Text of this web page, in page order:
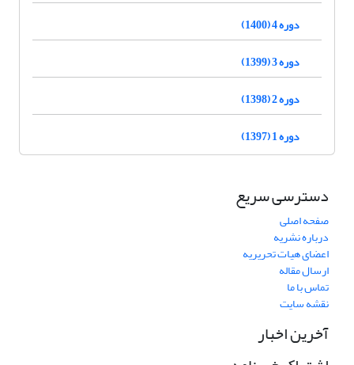
دوره 4 (1400)
دوره 3 (1399)
دوره 2 (1398)
دوره 1 (1397)
دسترسی سریع
صفحه اصلی
درباره نشریه
اعضای هیات تحریریه
ارسال مقاله
تماس با ما
نقشه سایت
آخرین اخبار